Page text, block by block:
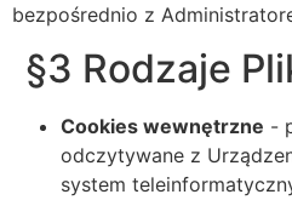
bezpośrednio z
§3 Rodzaje
Cookies wewnętrzne -
odczytywane z
system